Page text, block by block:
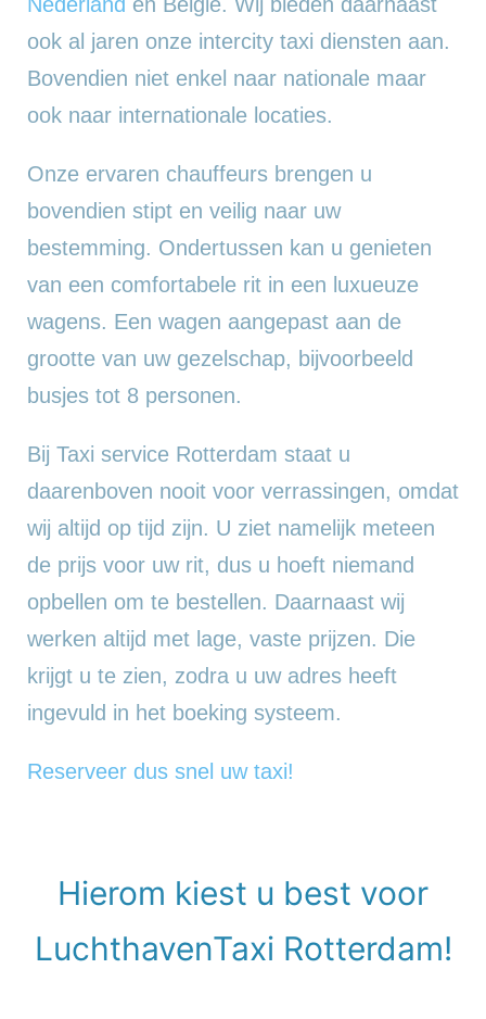
ook al jaren onze intercity taxi diensten aan.
Bovendien niet enkel naar nationale maar
ook naar internationale locaties.
Onze ervaren chauffeurs brengen u
bovendien stipt en veilig naar uw
bestemming. Ondertussen kan u genieten
van een comfortabele rit in een luxueuze
wagens. Een wagen aangepast aan de
grootte van uw gezelschap, bijvoorbeeld
busjes tot 8 personen.
Bij Taxi service Rotterdam staat u
daarenboven nooit voor verrassingen, omdat
wij altijd op tijd zijn. U ziet namelijk meteen
de prijs voor uw rit, dus u hoeft niemand
opbellen om te bestellen. Daarnaast wij
werken altijd met lage, vaste prijzen. Die
krijgt u te zien, zodra u uw adres heeft
ingevuld in het boeking systeem.
Reserveer dus snel uw taxi!
Hierom kiest u best voor
LuchthavenTaxi Rotterdam!